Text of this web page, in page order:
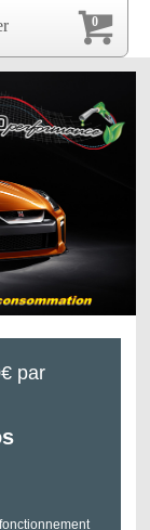
0